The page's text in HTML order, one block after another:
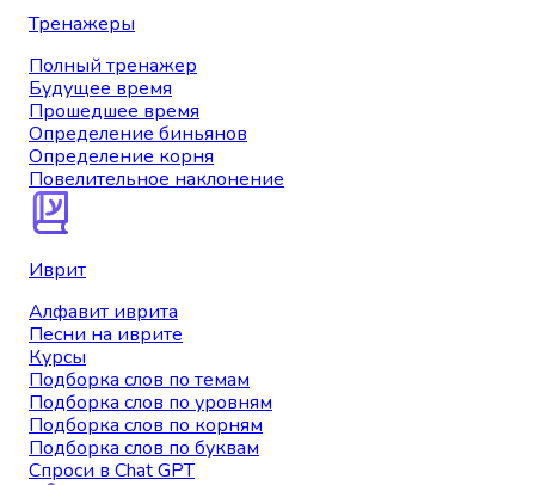
Тренажеры
Полный тренажер
Будущее время
Прошедшее время
Определение биньянов
Определение корня
Повелительное наклонение
Иврит
Алфавит иврита
Песни на иврите
Курсы
Подборка слов по темам
Подборка слов по уровням
Подборка слов по корням
Подборка слов по буквам
Спроси в Chat GPT